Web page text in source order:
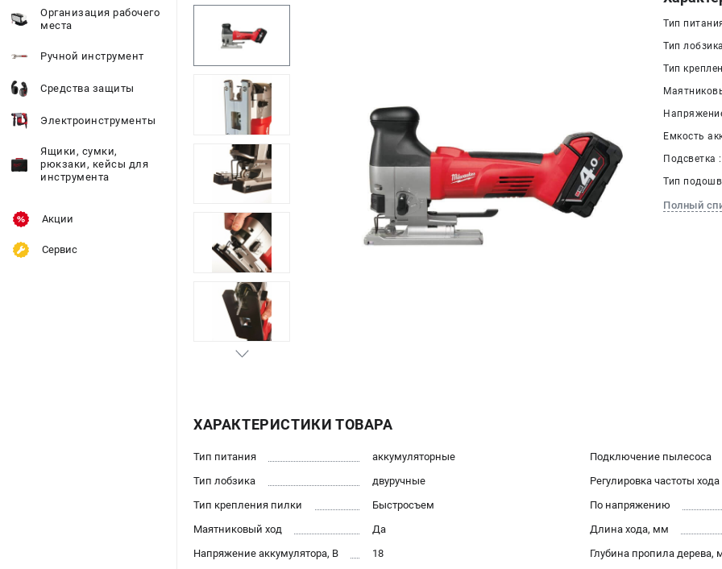
Организация рабочего
места
Ручной инструмент
Средства защиты
Электроинструменты
Ящики, сумки,
рюкзаки, кейсы для
инструмента
Акции
Сервис
Тип
Тип
Тип
Емкость
Подсветка
Тип
Полный
ХАРАКТЕРИСТИКИ ТОВАРА
Тип питания
аккумуляторные
Тип лобзика
двуручные
Тип крепления пилки
Быстросъем
Маятниковый ход
Да
Напряжение аккумулятора, В
18
Подключение пылесоса
Регулировка частоты хода
По напряжению
Длина хода, мм
Глубина пропила дерева,